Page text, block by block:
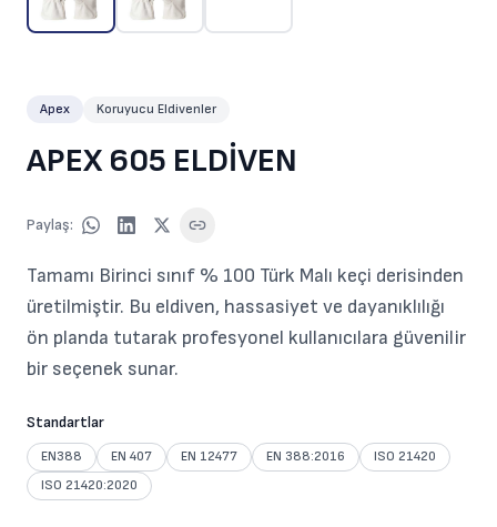
Apex Koruyucu Eldivenler
APEX 605 ELDİVEN
Paylaş:
Tamamı Birinci sınıf % 100 Türk Malı keçi derisinden
üretilmiştir. Bu eldiven, hassasiyet ve dayanıklılığı
ön planda tutarak profesyonel kullanıcılara güvenilir
bir seçenek sunar.
Standartlar
EN388 EN 407 EN 12477 EN 388:2016
ISO 21420
ISO 21420:2020